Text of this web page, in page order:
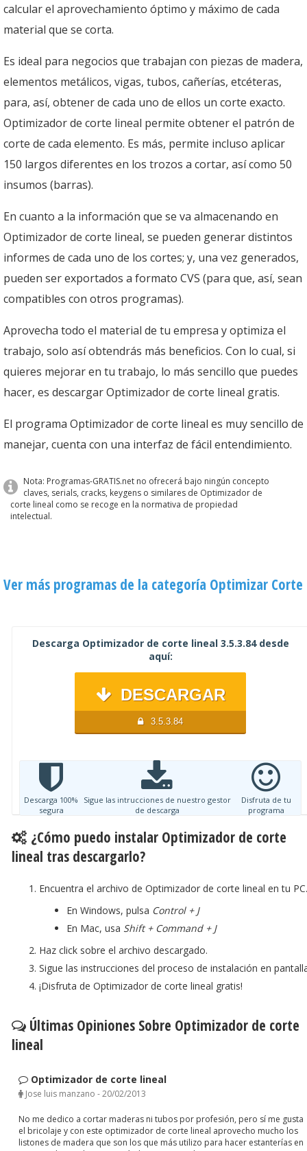
calcular el aprovechamiento óptimo y máximo de cada
material que se corta.
Es ideal para negocios que trabajan con piezas de madera,
elementos metálicos, vigas, tubos, cañerías, etcéteras,
para, así, obtener de cada uno de ellos un corte exacto.
Optimizador de corte lineal permite obtener el patrón de
corte de cada elemento. Es más, permite incluso aplicar
150 largos diferentes en los trozos a cortar, así como 50
insumos (barras).
En cuanto a la información que se va almacenando en
Optimizador de corte lineal, se pueden generar distintos
informes de cada uno de los cortes; y, una vez generados,
pueden ser exportados a formato CVS (para que, así, sean
compatibles con otros programas).
Aprovecha todo el material de tu empresa y optimiza el
trabajo, solo así obtendrás más beneficios. Con lo cual, si
quieres mejorar en tu trabajo, lo más sencillo que puedes
hacer, es descargar Optimizador de corte lineal gratis.
El programa Optimizador de corte lineal es muy sencillo de
manejar, cuenta con una interfaz de fácil entendimiento.
Nota: Programas-GRATIS.net no ofrecerá bajo ningún concepto
claves, serials, cracks, keygens o similares de Optimizador de
corte lineal como se recoge en la normativa de propiedad
intelectual.
Ver más programas de la categoría Optimizar Corte
Descarga Optimizador de corte lineal 3.5.3.84 desde
aquí:
DESCARGAR
3.5.3.84
Descarga 100%
segura
Sigue las intrucciones de nuestro gestor
de descarga
Disfruta de tu
programa
¿Cómo puedo instalar Optimizador de corte
lineal tras descargarlo?
Encuentra el archivo de Optimizador de corte lineal en tu
En Windows, pulsa Control + J
En Mac, usa Shift + Command + J
Haz click sobre el archivo descargado.
Sigue las instrucciones del proceso de instalación en
¡Disfruta de Optimizador de corte lineal gratis!
Últimas Opiniones Sobre Optimizador de corte
lineal
Optimizador de corte lineal
Jose luis manzano -20/02/2013
No me dedico a cortar maderas ni tubos por profesión, pero sí me gusta
el bricolaje y con este optimizador de corte lineal aprovecho mucho los
listones de madera que son los que más utilizo para hacer estanterías en